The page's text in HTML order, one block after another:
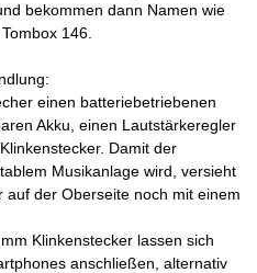
bekommen dann Namen wie
146.
einen batteriebetriebenen
Akku, einen Lautstärkeregler
Damit der
Musikanlage wird, versieht
der Oberseite noch mit einem
Klinkenstecker lassen sich
anschließen, alternativ